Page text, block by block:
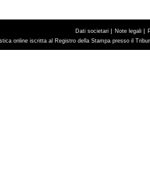
Dati societari | Note legali |
online iscritta al Registro della Stampa presso il